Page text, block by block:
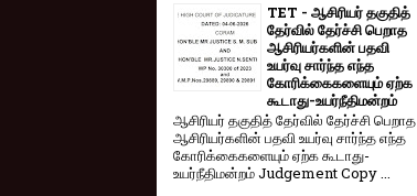
TET - ஆசிரியர் தகுதித்
தேர்வில் தேர்ச்சி பெறாத
ஆசிரியர்களின் பதவி
உயர்வு சார்ந்த எந்த
கோரிக்கைகளையும் ஏற்க
கூடாது-உயர்நீதிமன்றம்
ஆசிரியர் தகுதித் தேர்வில் தேர்ச்சி பெறாத
ஆசிரியர்களின் பதவி உயர்வு சார்ந்த எந்த
கோரிக்கைகளையும் ஏற்க கூடாது-
உயர்நீதிமன்றம் Judgement Copy ...